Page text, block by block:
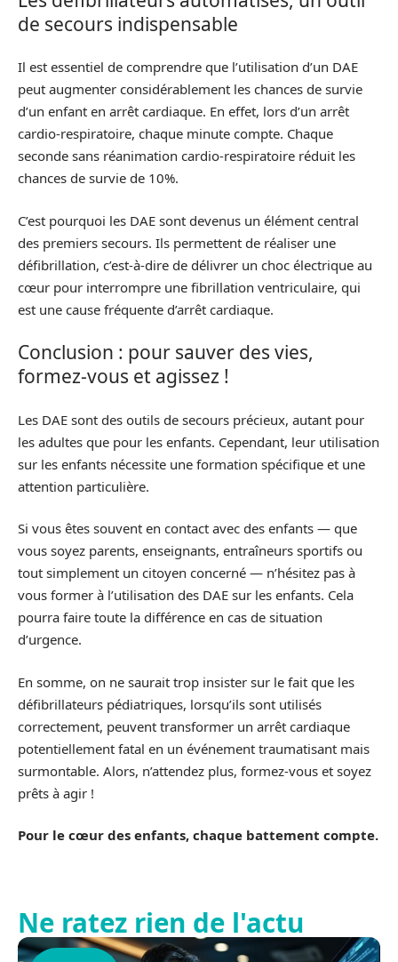
de secours indispensable
Il est essentiel de comprendre que l’utilisation d’un DAE
peut augmenter considérablement les chances de survie
d’un enfant en arrêt cardiaque. En effet, lors d’un arrêt
cardio-respiratoire, chaque minute compte. Chaque
seconde sans réanimation cardio-respiratoire réduit les
chances de survie de 10%.
C’est pourquoi les DAE sont devenus un élément central
des premiers secours. Ils permettent de réaliser une
défibrillation, c’est-à-dire de délivrer un choc électrique au
cœur pour interrompre une fibrillation ventriculaire, qui
est une cause fréquente d’arrêt cardiaque.
Conclusion : pour sauver des vies,
formez-vous et agissez !
Les DAE sont des outils de secours précieux, autant pour
les adultes que pour les enfants. Cependant, leur utilisation
sur les enfants nécessite une formation spécifique et une
attention particulière.
Si vous êtes souvent en contact avec des enfants — que
vous soyez parents, enseignants, entraîneurs sportifs ou
tout simplement un citoyen concerné — n’hésitez pas à
vous former à l’utilisation des DAE sur les enfants. Cela
pourra faire toute la différence en cas de situation
d’urgence.
En somme, on ne saurait trop insister sur le fait que les
défibrillateurs pédiatriques, lorsqu’ils sont utilisés
correctement, peuvent transformer un arrêt cardiaque
potentiellement fatal en un événement traumatisant mais
surmontable. Alors, n’attendez plus, formez-vous et soyez
prêts à agir !
Pour le cœur des enfants, chaque battement compte.
Ne ratez rien de l'actu